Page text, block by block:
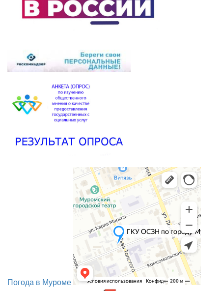
Погода в Муроме